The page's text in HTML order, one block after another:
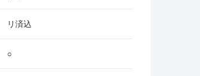
リ済込
○